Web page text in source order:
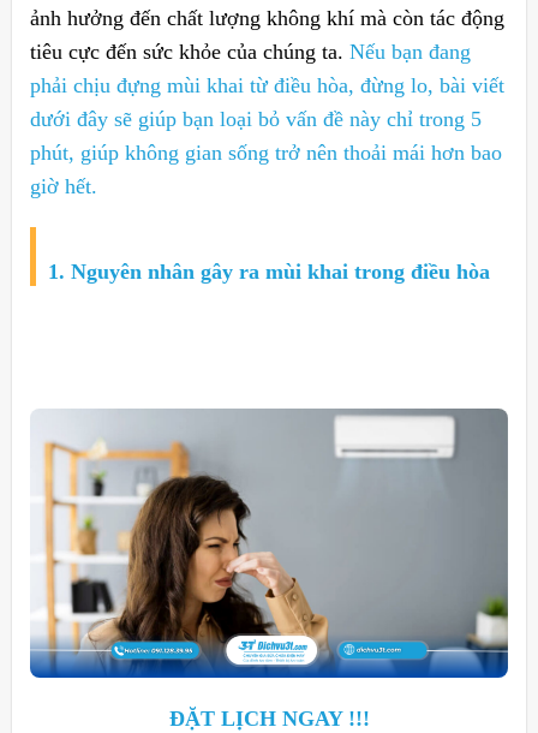
ảnh hưởng đến chất lượng không khí mà còn tác động
tiêu cực đến sức khỏe của chúng ta. Nếu bạn đang
phải chịu đựng mùi khai từ điều hòa, đừng lo, bài viết
dưới đây sẽ giúp bạn loại bỏ vấn đề này chỉ trong 5
phút, giúp không gian sống trở nên thoải mái hơn bao
giờ hết.
1. Nguyên nhân gây ra mùi khai trong điều hòa
ĐẶT LỊCH NGAY !!!